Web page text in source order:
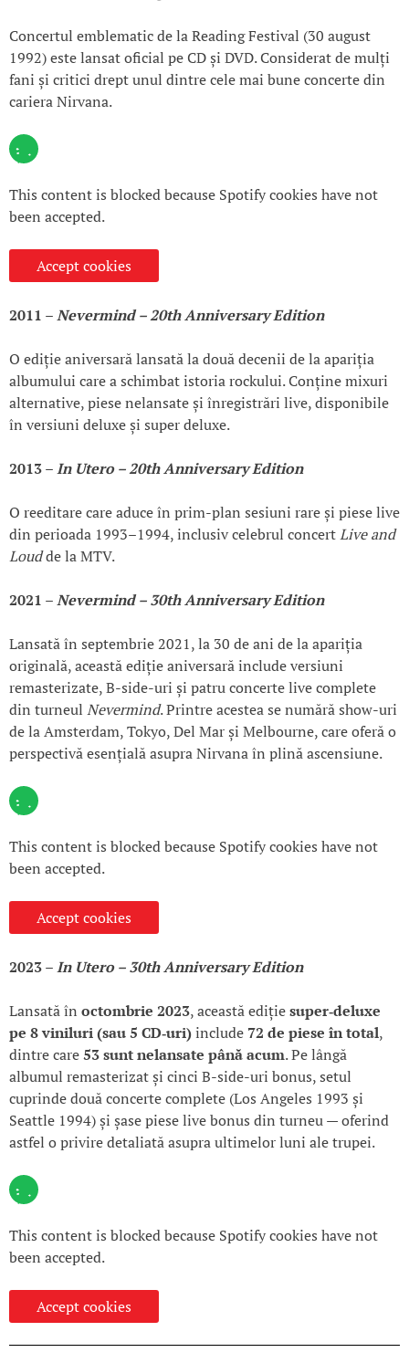
Concertul emblematic de la Reading Festival (30 august
1992) este lansat oficial pe CD și DVD. Considerat de mulți
fani și critici drept unul dintre cele mai bune concerte din
cariera Nirvana.
This content is blocked because Spotify cookies have not
been accepted.
Accept cookies
2011 –Nevermind – 20th Anniversary Edition
O ediție aniversară lansată la două decenii de la apariția
albumului care a schimbat istoria rockului. Conține mixuri
alternative, piese nelansate și înregistrări live, disponibile
în versiuni deluxe și super deluxe.
2013 –In Utero – 20th Anniversary Edition
O reeditare care aduce în prim-plan sesiuni rare și piese live
din perioada 1993–1994, inclusiv celebrul concertLive and
Loudde la MTV.
2021 –Nevermind – 30th Anniversary Edition
Lansată în septembrie 2021, la 30 de ani de la apariția
originală, această ediție aniversară include versiuni
remasterizate, B-side-uri și patru concerte live complete
din turneul Nevermind. Printre acestea se numără show-uri
de la Amsterdam, Tokyo, Del Mar și Melbourne, care oferă o
perspectivă esențială asupra Nirvana în plină ascensiune.
This content is blocked because Spotify cookies have not
been accepted.
Accept cookies
2023 –In Utero – 30th Anniversary Edition
Lansată în octombrie 2023, această edițiesuper‑deluxe
pe 8 viniluri (sau 5 CD‑uri)include 72 de piese în total,
dintre care53 sunt nelansate până acum. Pe lângă
albumul remasterizat și cinci B-side-uri bonus, setul
cuprinde două concerte complete (Los Angeles 1993 și
Seattle 1994) și șase piese live bonus din turneu — oferind
astfel o privire detaliată asupra ultimelor luni ale trupei.
This content is blocked because Spotify cookies have not
been accepted.
Accept cookies